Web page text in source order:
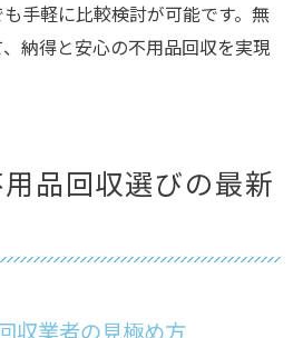
手軽に比較検討が可能です。無
納得と安心の不用品回収を実現
品回収選びの最新